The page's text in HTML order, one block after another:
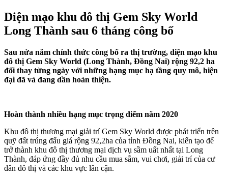
Diện mạo khu đô thị Gem Sky World
Long Thành sau 6 tháng công bố
Sau nửa năm chính thức công bố ra thị trường, diện mạo khu
đô thị Gem Sky World (Long Thành, Đồng Nai) rộng 92,2 ha
đổi thay từng ngày với những hạng mục hạ tầng quy mô, hiện
đại đã và đang dần hoàn thiện.
Hoàn thành nhiều hạng mục trọng điểm năm 2020
Khu đô thị thương mại giải trí Gem Sky World được phát triển trên
quỹ đất trúng đấu giá rộng 92,2ha của tỉnh Đồng Nai, kiến tạo để
trở thành khu đô thị thương mại dịch vụ sầm uất nhất tại Long
Thành, đáp ứng đầy đủ nhu cầu mua sắm, vui chơi, giải trí của cư
dân đô thị và các khu vực lân cận.